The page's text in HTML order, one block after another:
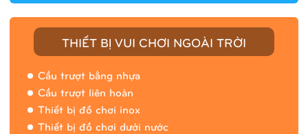
THIẾT BỊ VUI CHƠI NGOÀI TRỜI
Cầu trượt bằng nhựa
Cầu trượt liên hoàn
Thiết bị đồ chơi inox
Thiết bị đồ chơi dưới nước